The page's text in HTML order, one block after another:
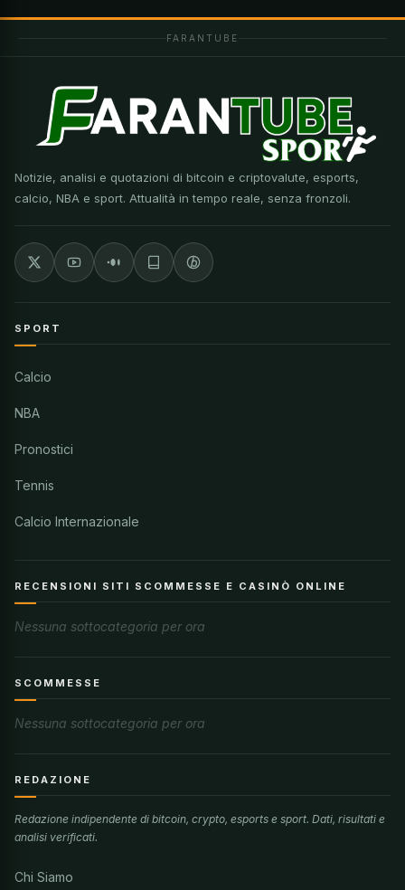
FARANTUBE
Notizie, analisi e quotazioni di bitcoin e criptovalute, esports,
calcio, NBA e sport. Attualità in tempo reale, senza fronzoli.
SPORT
Calcio
NBA
Pronostici
Tennis
Calcio Internazionale
RECENSIONI SITI SCOMMESSE E CASINÒ ONLINE
Nessuna sottocategoria per ora
SCOMMESSE
Nessuna sottocategoria per ora
REDAZIONE
Redazione indipendente di bitcoin, crypto, esports e sport. Dati, risultati e
analisi verificati.
Chi Siamo